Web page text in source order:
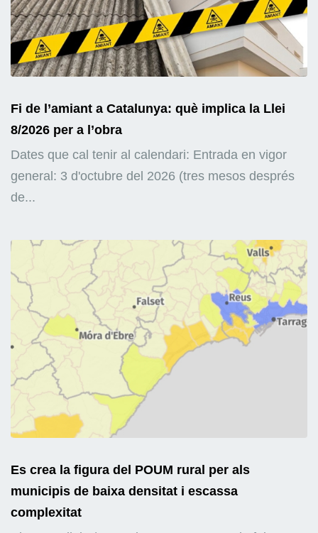
Fi de l’amiant a Catalunya: què implica la Llei
8/2026 per a l’obra
Dates que cal tenir al calendari: Entrada en vigor
general: 3 d'octubre del 2026 (tres mesos després
de...
Es crea la figura del POUM rural per als
municipis de baixa densitat i escassa
complexitat